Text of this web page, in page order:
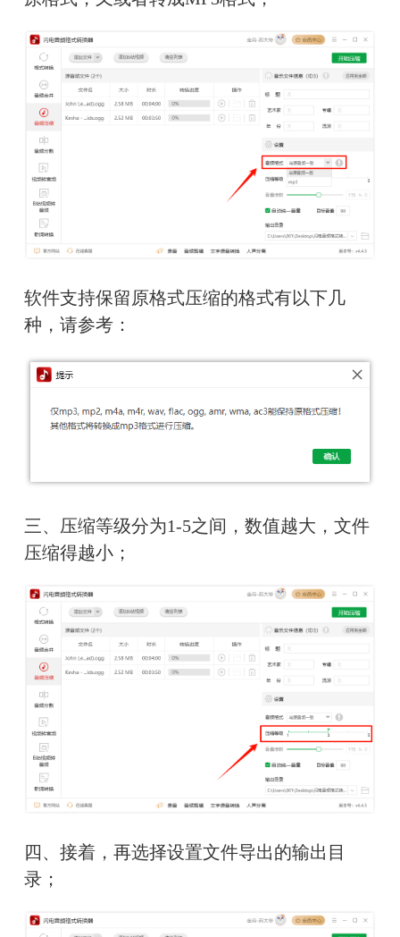
软件支持保留原格式压缩的格式有以下几
种，请参考：
三、压缩等级分为1-5之间，数值越大，文件
压缩得越小；
四、接着，再选择设置文件导出的输出目
录；